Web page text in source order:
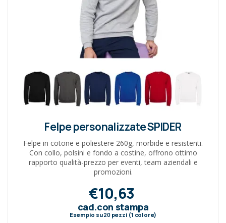
Felpe personalizzate SPIDER
Felpe in cotone e poliestere 260g, morbide e resistenti.
Con collo, polsini e fondo a costine, offrono ottimo
rapporto qualità-prezzo per eventi, team aziendali e
promozioni.
€10,63
cad.con stampa
Esempio su20pezzi (1 colore)